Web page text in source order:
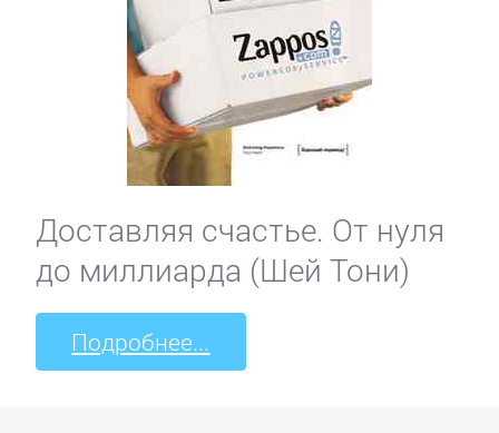
Доставляя счастье. От нуля
до миллиарда (Шей Тони)
Подробнее...